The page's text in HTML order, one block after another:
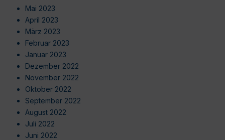
Mai 2023
April 2023
März 2023
Februar 2023
Januar 2023
Dezember 2022
November 2022
Oktober 2022
September 2022
August 2022
Juli 2022
Juni 2022